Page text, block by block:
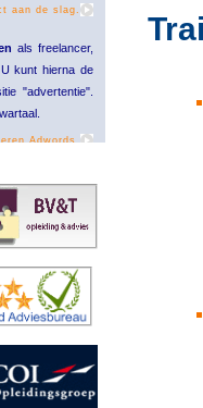
aan de slag.
als freelancer,
kunt hierna de
"advertentie".
Adwords.